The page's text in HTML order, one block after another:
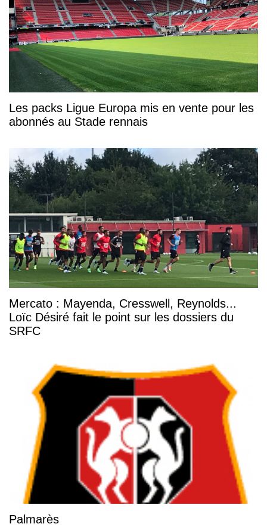
Les packs Ligue Europa mis en vente pour les
abonnés au Stade rennais
Mercato : Mayenda, Cresswell, Reynolds...
Loïc Désiré fait le point sur les dossiers du
SRFC
Palmarès